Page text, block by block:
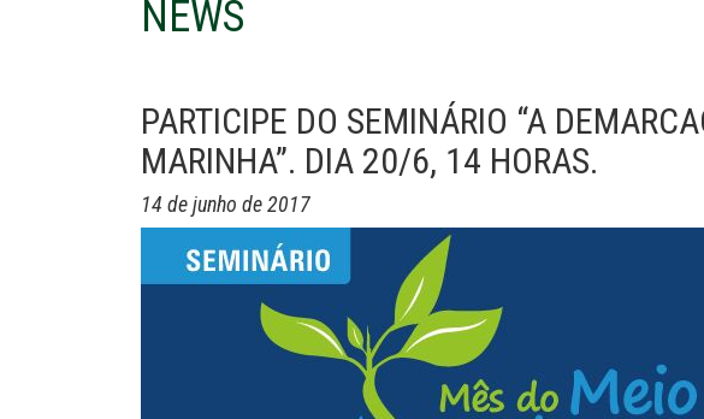
NEWS
PARTICIPE DO SEMINÁRIO “A
MARINHA”. DIA 20/6, 14 HORAS.
14 de junho de 2017